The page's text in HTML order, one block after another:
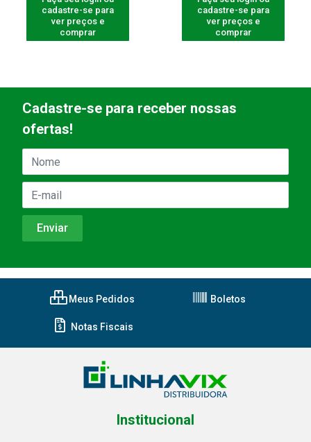
cadastre-se para
ver preços e
comprar
cadastre-se para
ver preços e
comprar
Cadastre-se para receber nossas
ofertas!
Meus Pedidos Boletos
Notas Fiscais
Institucional